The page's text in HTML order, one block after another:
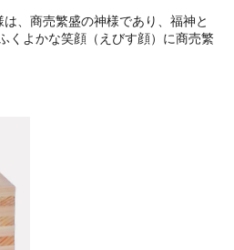
、商売繁盛の神様であり、福神と
くよかな笑顔（えびす顔）に商売繁